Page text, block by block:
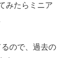
みたらミニア
ので、過去の